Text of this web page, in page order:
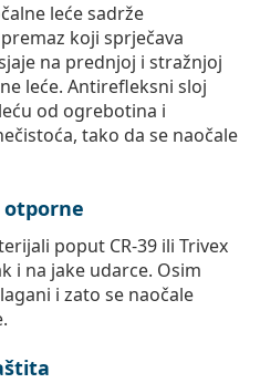
leće sadrže
koji sprječava
na prednjoj i stražnjoj
leće. Antirefleksni sloj
od ogrebotina i
tako da se naočale
otporne
poput CR-39 ili Trivex
i na jake udarce. Osim
i zato se naočale